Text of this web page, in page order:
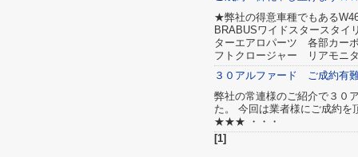
★弊社の得意車種でもある
BRABUSワイドスタースタイ
ターエアロパーツ 各部カー
フトクロージャー リアモニ
３０アルファード ご成約
弊社の常連様のご紹介で３０
た。 今回は業者様にご成約を
★★★ ・・・
[1]